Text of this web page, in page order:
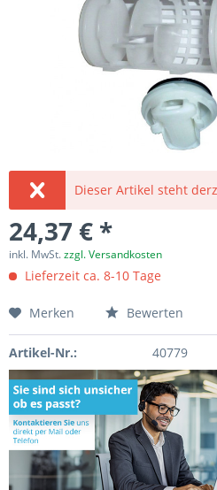
Dieser Artikel steht
24,37 € *
inkl. MwSt.zzgl. Versandkosten
Lieferzeit ca. 8-10 Tage
Merken Bewerten
Artikel-Nr.: 40779